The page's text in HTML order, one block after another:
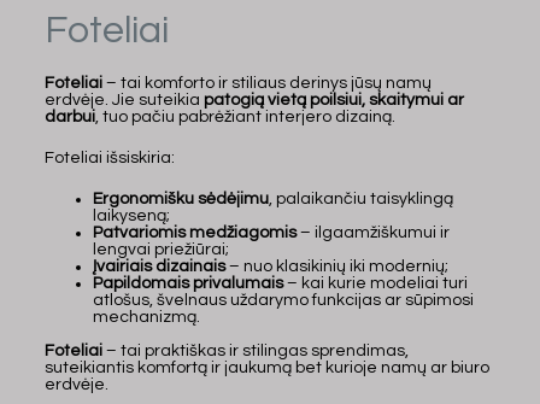
Foteliai
Foteliai – tai komforto ir stiliaus derinys jūsų namų
erdvėje. Jie suteikia patogią vietą poilsiui, skaitymui ar
darbui, tuo pačiu pabrėžiant interjero dizainą.
Foteliai išsiskiria:
Ergonomišku sėdėjimu, palaikančiu taisyklingą
laikyseną;
Patvariomis medžiagomis– ilgaamžiškumui ir
lengvai priežiūrai;
Įvairiais dizainais– nuo klasikinių iki modernių;
Papildomais privalumais– kai kurie modeliai turi
atlošus, švelnaus uždarymo funkcijas ar sūpimosi
mechanizmą.
Foteliai – tai praktiškas ir stilingas sprendimas,
suteikiantis komfortą ir jaukumą bet kurioje namų ar biuro
erdvėje.